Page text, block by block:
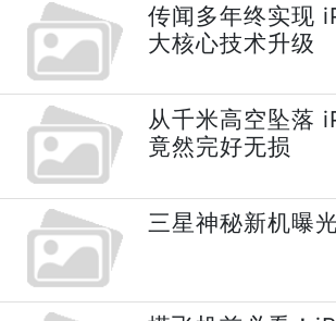
传闻多年终实现
大核心技术升级
从千米高空坠落
竟然完好无损
三星神秘新机曝光